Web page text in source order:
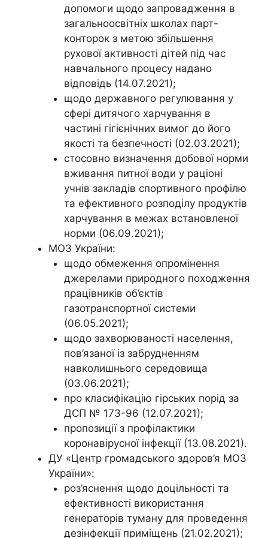
допомоги щодо запровадження в
загальноосвітніх школах парт-
конторок з метою збільшення
рухової активності дітей під час
навчального процесу надано
відповідь (14.07.2021);
щодо державного регулювання у
сфері дитячого харчування в
частині гігієнічних вимог до його
якості та безпечності (02.03.2021);
стосовно визначення добової норми
вживання питної води у раціоні
учнів закладів спортивного профілю
та ефективного розподілу продуктів
харчування в межах встановленої
норми (06.09.2021);
МОЗ України:
щодо обмеження опромінення
джерелами природного походження
працівників об’єктів
газотранспортної системи
(06.05.2021);
щодо захворюваності населення,
пов’язаної із забрудненням
навколишнього середовища
(03.06.2021);
про класифікацію гірських порід за
ДСП № 173-96 (12.07.2021);
пропозиції з профілактики
коронавірусної інфекції (13.08.2021).
ДУ «Центр громадського здоров’я МОЗ
України»:
роз’яснення щодо доцільності та
ефективності використання
генераторів туману для проведення
дезінфекції приміщень (21.02.2021);